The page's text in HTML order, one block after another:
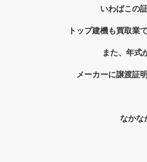
いわばこの
トップ建機も買取業
また、年式
メーカーに譲渡証
なかな